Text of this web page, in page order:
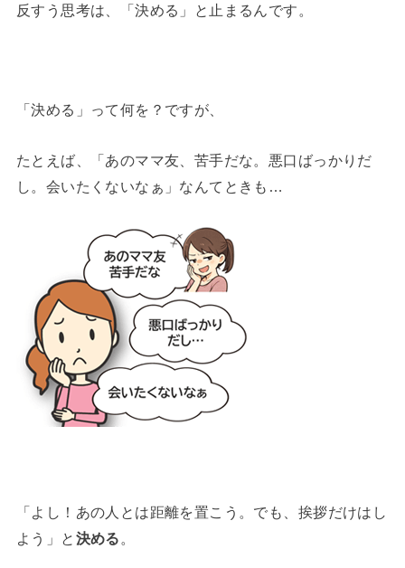
反すう思考は、「決める」と止まるんです。
「決める」って何を？ですが、
たとえば、「あのママ友、苦手だな。悪口ばっかりだ
し。会いたくないなぁ」なんてときも…
「よし！あの人とは距離を置こう。でも、挨拶だけはし
よう」と 決める 。